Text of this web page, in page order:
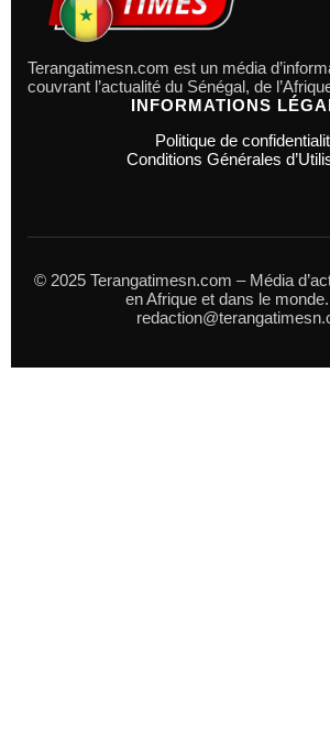
Terangatimesn.com est un média
couvrant l’actualité du Sénégal, de
INFORMATIONS
Politique de
Conditions Générales
© 2025 Terangatimesn.com – Média
en Afrique et dans le